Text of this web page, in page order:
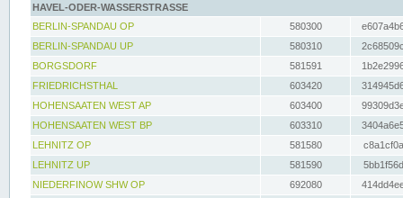
HAVEL-ODER-WASSERSTRASSE
BERLIN-SPANDAU OP
580300
BERLIN-SPANDAU UP
580310
BORGSDORF
581591
FRIEDRICHSTHAL
603420
HOHENSAATEN WEST AP
603400
HOHENSAATEN WEST BP
603310
LEHNITZ OP
581580
LEHNITZ UP
581590
NIEDERFINOW SHW OP
692080